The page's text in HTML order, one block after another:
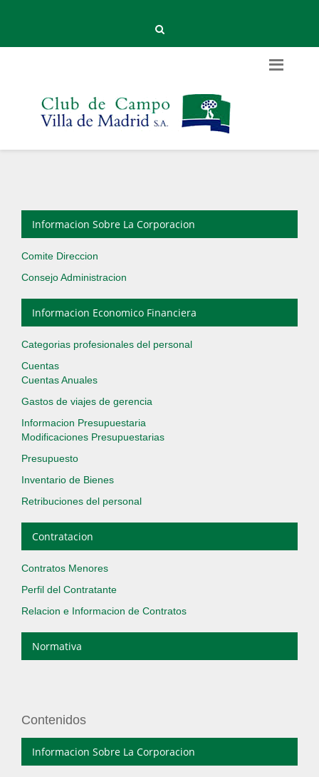
Informacion Sobre La Corporacion
Comite Direccion
Consejo Administracion
Informacion Economico Financiera
Categorias profesionales del personal
Cuentas
Cuentas Anuales
Gastos de viajes de gerencia
Informacion Presupuestaria
Modificaciones Presupuestarias
Presupuesto
Inventario de Bienes
Retribuciones del personal
Contratacion
Contratos Menores
Perfil del Contratante
Relacion e Informacion de Contratos
Normativa
Contenidos
Informacion Sobre La Corporacion